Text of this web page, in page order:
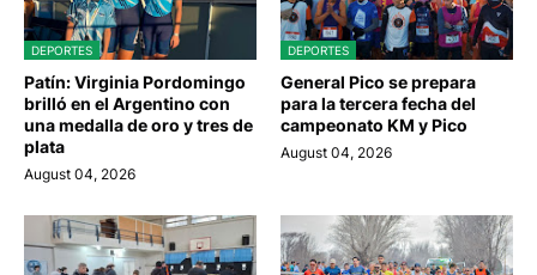
DEPORTES
Patín: Virginia Pordomingo
brilló en el Argentino con
una medalla de oro y tres de
plata
August 04, 2026
DEPORTES
General Pico se prepara
para la tercera fecha del
campeonato KM y Pico
August 04, 2026